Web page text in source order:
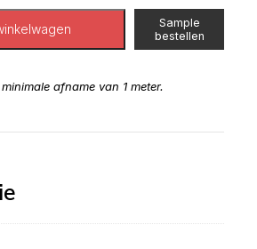
Sample
bestellen
afname van 1 meter.